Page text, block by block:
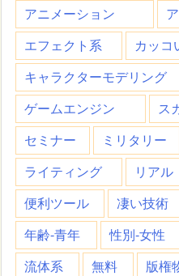
アニメーション
エフェクト系
カッコ
キャラクターモデリング
ゲームエンジン
ス
セミナー
ミリタリー
ライティング
リアル
便利ツール
凄い技術
年齢-青年
性別-女性
流体系
無料 版権